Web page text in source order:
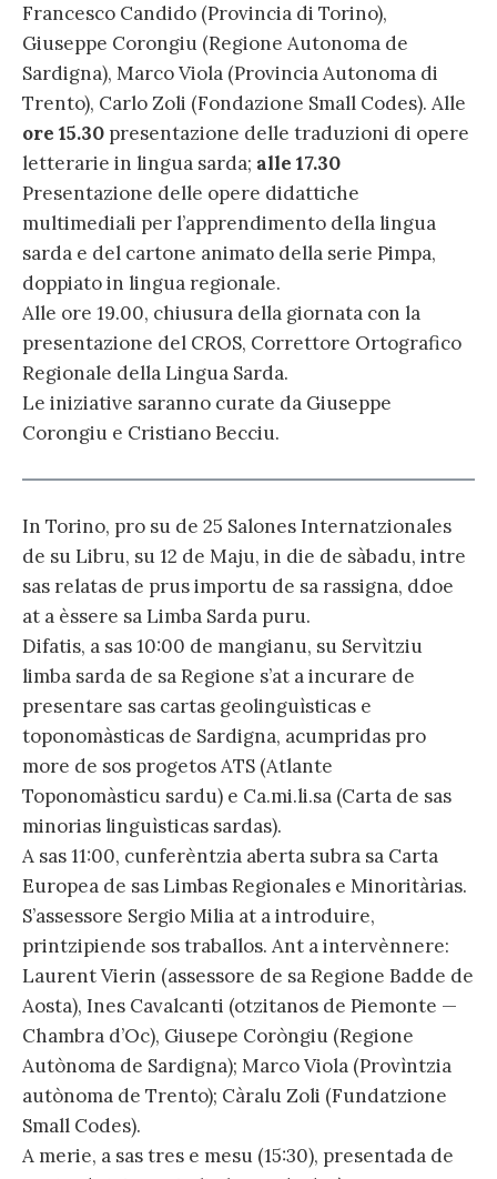
Francesco Candido (Provincia di Torino),
Giuseppe Corongiu (Regione Autonoma de
Sardigna), Marco Viola (Provincia Autonoma di
Trento), Carlo Zoli (Fondazione Small Codes). Alle
ore 15.30 presentazione delle traduzioni di opere
letterarie in lingua sarda; alle 17.30
Presentazione delle opere didattiche
multimediali per l’apprendimento della lingua
sarda e del cartone animato della serie Pimpa,
doppiato in lingua regionale.
Alle ore 19.00, chiusura della giornata con la
presentazione del CROS, Correttore Ortografico
Regionale della Lingua Sarda.
Le iniziative saranno curate da Giuseppe
Corongiu e Cristiano Becciu.
In Torino, pro su de 25 Salones Internatzionales
de su Libru, su 12 de Maju, in die de sàbadu, intre
sas relatas de prus importu de sa rassigna, ddoe
at a èssere sa Limba Sarda puru.
Difatis, a sas 10:00 de mangianu, su Servìtziu
limba sarda de sa Regione s’at a incurare de
presentare sas cartas geolinguìsticas e
toponomàsticas de Sardigna, acumpridas pro
more de sos progetos ATS (Atlante
Toponomàsticu sardu) e Ca.mi.li.sa (Carta de sas
minorias linguìsticas sardas).
A sas 11:00, cunferèntzia aberta subra sa Carta
Europea de sas Limbas Regionales e Minoritàrias.
S’assessore Sergio Milia at a introduire,
printzipiende sos traballos. Ant a intervènnere:
Laurent Vierin (assessore de sa Regione Badde de
Aosta), Ines Cavalcanti (otzitanos de Piemonte —
Chambra d’Oc), Giusepe Coròngiu (Regione
Autònoma de Sardigna); Marco Viola (Provìntzia
autònoma de Trento); Càralu Zoli (Fundatzione
Small Codes).
A merie, a sas tres e mesu (15:30), presentada de